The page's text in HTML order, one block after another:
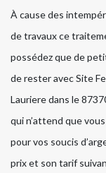
À cause des
de travaux ce
possédez que de
de rester avec Site
Lauriere dans le
qui n’attend que
pour vos soucis
prix et son tarif